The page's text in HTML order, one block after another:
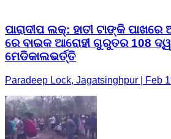
ପାରାଦୀପ ଲକ୍: ହାତୀ ଟାଙ୍କି
ରେ ବାଇକ ଆରୋହୀ ଗୁରୁତର 108
ମେଡିକାଲଭର୍ତ୍ତି
Paradeep Lock, Jagatsinghpur | Feb